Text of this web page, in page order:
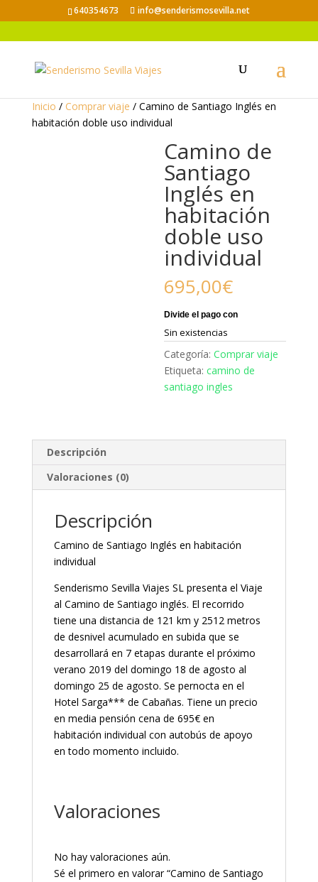
640354673 info@senderismosevilla.net
Inicio / Comprar viaje / Camino de Santiago Inglés en
habitación doble uso individual
Camino de
Santiago
Inglés en
habitación
doble uso
individual
695,00€
Sin existencias
Categoría:Comprar viaje
Etiqueta:camino de
santiago ingles
Descripción
Valoraciones (0)
Descripción
Camino de Santiago Inglés en habitación
individual
Senderismo Sevilla Viajes SL presenta el Viaje
al Camino de Santiago inglés. El recorrido
tiene una distancia de 121 km y 2512 metros
de desnivel acumulado en subida que se
desarrollará en 7 etapas durante el próximo
verano 2019 del domingo 18 de agosto al
domingo 25 de agosto. Se pernocta en el
Hotel Sarga*** de Cabañas. Tiene un precio
en media pensión cena de 695€ en
habitación individual con autobús de apoyo
en todo momento incluido.
Valoraciones
No hay valoraciones aún.
Sé el primero en valorar “Camino de Santiago